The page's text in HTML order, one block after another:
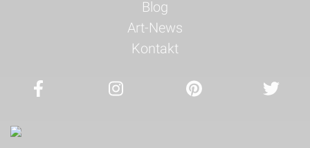
Blog
Art-News
Kontakt